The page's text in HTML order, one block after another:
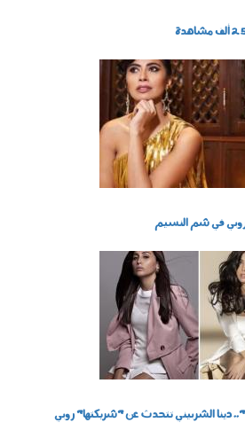
في شم النسيم
دينا الشربيني تتحدث عن "شريكتها" روبي